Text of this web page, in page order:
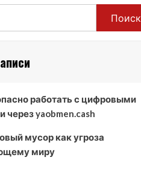
Поиск
работать с цифровыми
через yaobmen.cash
мусор как угроза
миру